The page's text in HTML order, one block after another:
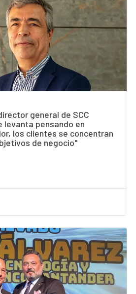
general de SCC
levanta pensando en
los clientes se concentran
de negocio"